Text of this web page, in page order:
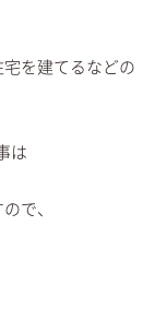
を建てるなどの
は
で、